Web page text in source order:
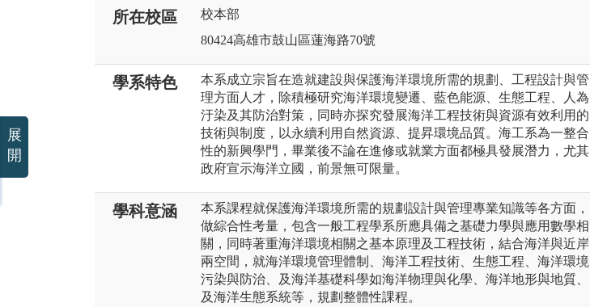
所在校區
校本部
80424高雄市鼓山區蓮海路70號
學系特色
本系成立宗旨在造就建設與保護海洋環境所需的規劃、工程設計與管
理方面人才，除積極研究海洋環境變遷、藍色能源、生態工程、人為
汙染及其防治對策，同時亦探究發展海洋工程技術與資源有效利用的
技術與制度，以永續利用自然資源、提昇環境品質。海工系為一整合
性的新興學門，畢業後不論在進修或就業方面都極具發展潛力，尤其
政府宣示海洋立國，前景無可限量。
學科意涵
本系課程就保護海洋環境所需的規劃設計與管理專業知識等各方面，
做綜合性考量，包含一般工程學系所應具備之基礎力學與應用數學相
關，同時著重海洋環境相關之基本原理及工程技術，結合海洋與近岸
兩空間，就海洋環境管理體制、海洋工程技術、生態工程、海洋環境
污染與防治、及海洋基礎科學如海洋物理與化學、海洋地形與地質、
及海洋生態系統等，規劃整體性課程。
展
開